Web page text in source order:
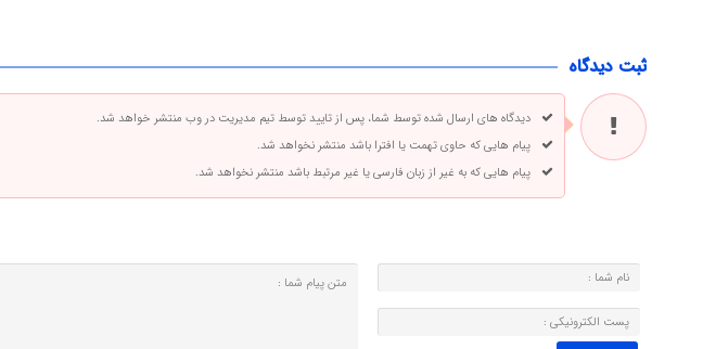
ثبت دیدگاه
دیدگاه های ارسال شده توسط شما، پس از تایید توسط تیم مدیریت در وب منتشر خواهد شد.
پیام هایی که حاوی تهمت یا افترا باشد منتشر نخواهد شد.
پیام هایی که به غیر از زبان فارسی یا غیر مرتبط باشد منتشر نخواهد شد.